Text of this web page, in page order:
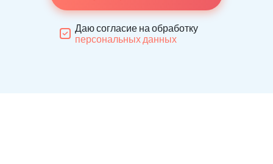
Даю согласие на обработку
персональных данных